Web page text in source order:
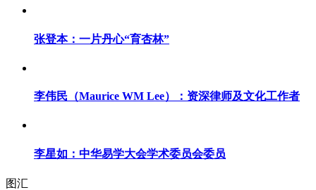
张登本：一片丹心“育杏林”
李伟民（Maurice WM Lee）：资深律师及文化工作者
李星如：中华易学大会学术委员会委员
图汇